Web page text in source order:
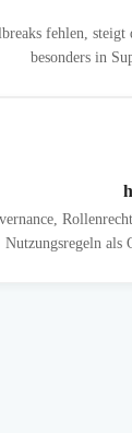
fehlen,
besonders in
Nutzungsregeln als